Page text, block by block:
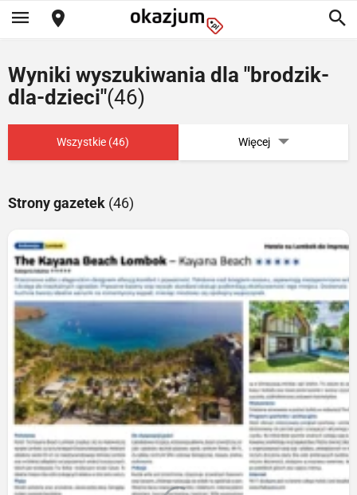
Wyniki wyszukiwania dla "brodzik-
dla-dzieci"(46)
Wszystkie (46) Więcej
Strony gazetek (46)